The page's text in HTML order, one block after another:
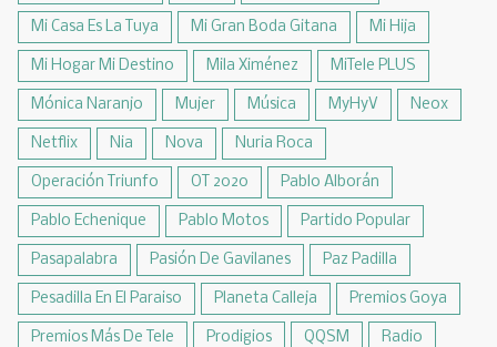
Mi Casa Es La Tuya Mi Gran Boda Gitana Mi Hija
Mi Hogar Mi Destino Mila Ximénez MiTele PLUS
Mónica Naranjo Mujer Música MyHyV Neox
Netflix Nia Nova Nuria Roca
Operación Triunfo OT 2020 Pablo Alborán
Pablo Echenique Pablo Motos Partido Popular
Pasapalabra Pasión De Gavilanes Paz Padilla
Pesadilla En El Paraiso Planeta Calleja Premios Goya
Premios Más De Tele Prodigios QQSM Radio